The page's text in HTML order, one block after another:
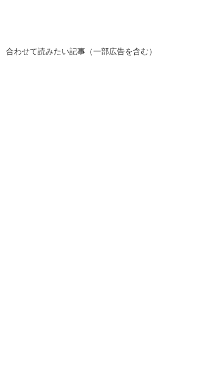
合わせて読みたい記事（一部広告を含む）